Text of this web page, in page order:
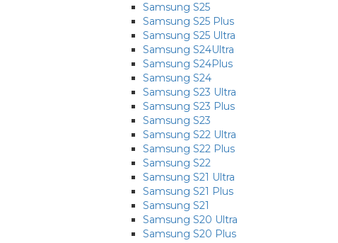
Samsung S25
Samsung S25 Plus
Samsung S25 Ultra
Samsung S24Ultra
Samsung S24Plus
Samsung S24
Samsung S23 Ultra
Samsung S23 Plus
Samsung S23
Samsung S22 Ultra
Samsung S22 Plus
Samsung S22
Samsung S21 Ultra
Samsung S21 Plus
Samsung S21
Samsung S20 Ultra
Samsung S20 Plus